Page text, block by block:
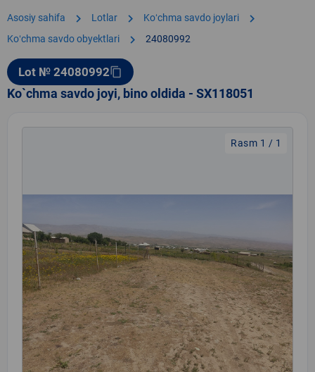
Asosiy sahifa chevron_right Lotlar chevron_right Koʻchma savdo joylari chevron_right
Koʻchma savdo obyektlari chevron_right 24080992
Lot № 24080992content_copy
Ko`chma savdo joyi, bino oldida - SX118051
Rasm 1 / 1